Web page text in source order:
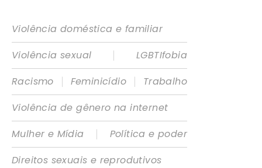
Violência doméstica e familiar
Violência sexual
|
LGBTIfobia
Racismo
| Feminicídio |
Trabalho
Violência de gênero na internet
Mulher e Mídia
|
Política e poder
Direitos sexuais e reprodutivos